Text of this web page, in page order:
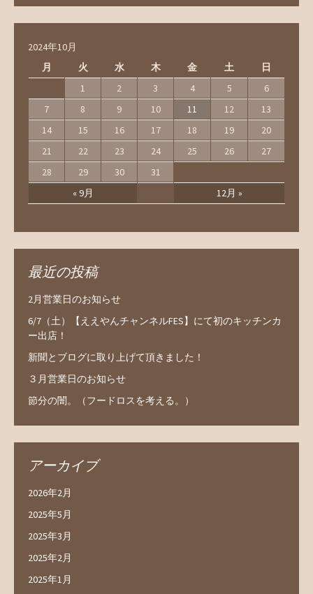
2024年10月
月
火 水 木 金 土 日
« 9月 12月 »
1 2 3 4 5
6
7
8 9 10 11 12
13
14
15 16 17 18 19
20
21
22 23 24 25 26
27
28
29 30 31
最近の投稿
2月営業日のお知らせ
6/7（土）【ええやんチャンネルFES】にて初のキッチンカ
ー出店！
新聞とブログに取り上げて頂きました！
３月営業日のお知らせ
節分の闇。（フードロスを考える。）
アーカイブ
2026年2月
2025年5月
2025年3月
2025年2月
2025年1月